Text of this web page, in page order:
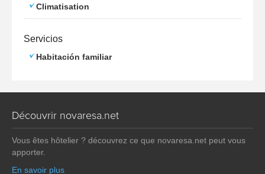
Climatisation
Servicios
Habitación familiar
Découvrir novaresa.net
Vous êtes hôtelier ? découvrez ce que novaresa.net peut vous
apporter.
En savoir plus